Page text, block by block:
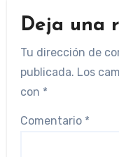
Deja una
Tu dirección de
publicada. Los
con *
Comentario *